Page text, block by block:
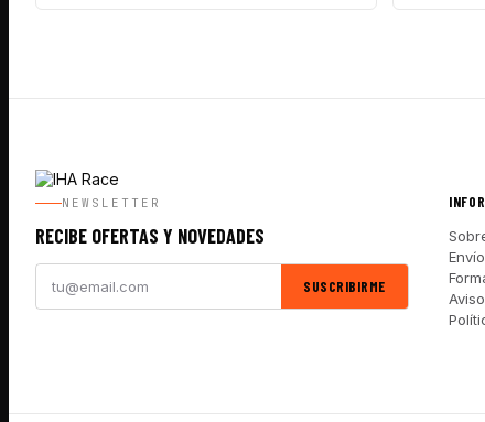
NEWSLETTER
RECIBE OFERTAS Y NOVEDADES
SUSCRIBIRME